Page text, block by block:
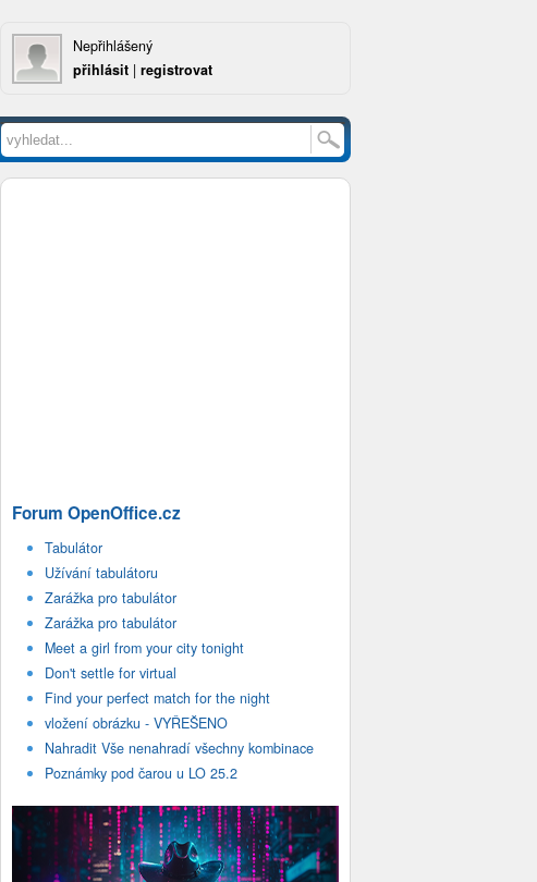
Nepřihlášený
přihlásit | registrovat
Forum OpenOffice.cz
Tabulátor
Užívání tabulátoru
Zarážka pro tabulátor
Zarážka pro tabulátor
Meet a girl from your city tonight
Don't settle for virtual
Find your perfect match for the night
vložení obrázku - VYŘEŠENO
Nahradit Vše nenahradí všechny kombinace
Poznámky pod čarou u LO 25.2